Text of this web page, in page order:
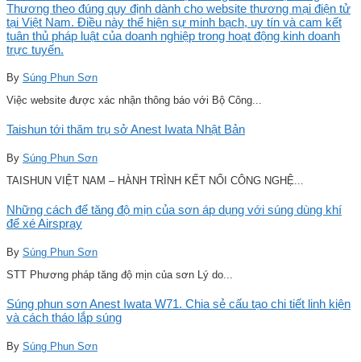
Thương theo đúng quy định dành cho website thương mại điện tử
tại Việt Nam. Điều này thể hiện sự minh bạch, uy tín và cam kết
tuân thủ pháp luật của doanh nghiệp trong hoạt động kinh doanh
trực tuyến.
By Súng Phun Sơn
Việc website được xác nhận thông báo với Bộ Công...
Taishun tới thăm trụ sở Anest Iwata Nhật Bản
By Súng Phun Sơn
TAISHUN VIỆT NAM – HÀNH TRÌNH KẾT NỐI CÔNG NGHỆ...
Những cách để tăng độ mịn của sơn áp dụng với súng dùng khí
để xé Airspray
By Súng Phun Sơn
STT Phương pháp tăng độ mịn của sơn Lý do...
Súng phun sơn Anest Iwata W71. Chia sẻ cấu tạo chi tiết linh kiện
và cách tháo lắp súng
By Súng Phun Sơn